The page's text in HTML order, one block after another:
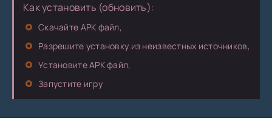
Как установить (обновить):
Скачайте APK файл,
Разрешите установку из неизвестных источников,
Установите APK файл,
Запустите игру